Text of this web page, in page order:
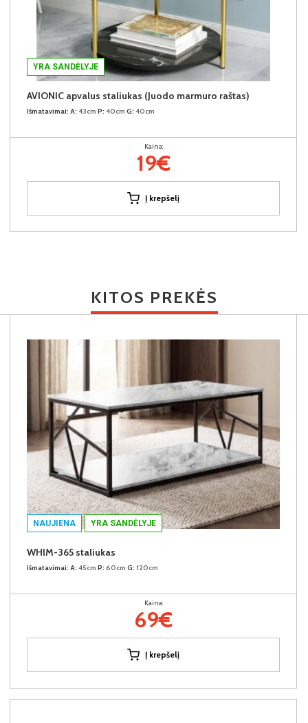
YRA SANDĖLYJE
AVIONIC apvalus staliukas (Juodo marmuro raštas)
Išmatavimai: A: 43cm P: 40cm G: 40cm
Kaina:
19€
Į krepšelį
KITOS PREKĖS
NAUJIENA YRA SANDĖLYJE
WHIM-365 staliukas
Išmatavimai: A: 45cm P: 60cm G: 120cm
Kaina:
69€
Į krepšelį